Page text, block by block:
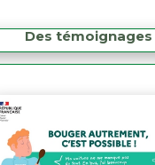
Des témoignages